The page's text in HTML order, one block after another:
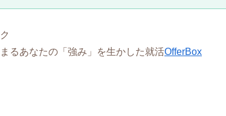
るあなたの「強み」を生かした就活OfferBox